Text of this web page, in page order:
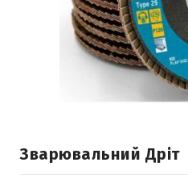
Зварювальний Дріт